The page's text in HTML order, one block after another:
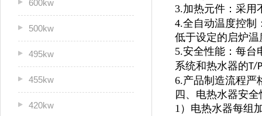
600kw
500kw
495kw
455kw
420kw
3.加热元件：采用
4.全自动温度控制
低于设定的启炉
5.安全性能：每台
系统和热水器的T/P
6.产品制造流程严
四、电热水器安全
1）电热水器每组